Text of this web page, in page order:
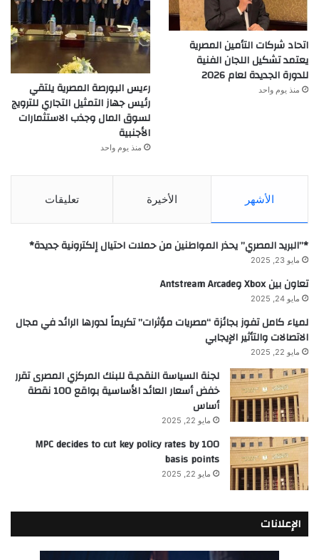
اتحاد شركات التأمين المصرية
يعتمد تشكيل اللجان الفنية
للدورة الجديدة لعام 2026
منذ يوم واحد
رءيس البورصة المصرية يلتقي
رئيس جهاز التمثيل التجاري للترويج
لسوق المال وجذب الاستثمارات
الأجنبية
منذ يوم واحد
الأشهر الأخيرة تعليقات
*”البريد المصري” يحذر المواطنين من حملات احتيال إلكترونية جديدة*
مايو 23, 2025
تعاون بين Xbox وAntstream Arcade
مايو 24, 2025
لمياء كامل تفوز بجائزة “مصريات مؤثرات” تكريماً لدورها الرائد في مجال
الاتصالات والتأثير الإيجابي
مايو 22, 2025
لجنة السياسة النقديـة للبنك المركزي المصرى تقرر
خفض أسعار العائد الأساسية بواقع 100 نقطة
أساس
مايو 22, 2025
MPC decides to cut key policy rates by 100
basis points
مايو 22, 2025
الإعلانات